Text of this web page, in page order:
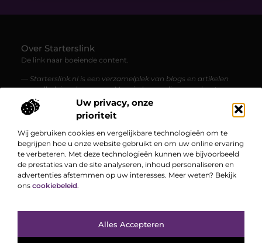
Uw privacy, onze
prioriteit
Wij gebruiken cookies en vergelijkbare technologieën om te
begrijpen hoe u onze website gebruikt en om uw online ervaring
te verbeteren. Met deze technologieën kunnen we bijvoorbeeld
de prestaties van de site analyseren, inhoud personaliseren en
advertenties afstemmen op uw interesses. Meer weten? Bekijk
ons cookiebeleid.
Alles Accepteren
Over Starterslink
De link naar boeiende content.
— Starterslink.nl is een verzamelplek van blogs en artikelen
over allerlei onderwerpen. Voor iedereen die graag leest,
ontdekt en geïnspireerd wordt.
Bericht categorie
Onze informatie